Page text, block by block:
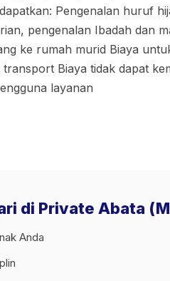
Pengenalan huruf
pengenalan Ibadah dan
ke rumah murid Biaya
Biaya tidak dapat
layanan
di Private Abata
Anda